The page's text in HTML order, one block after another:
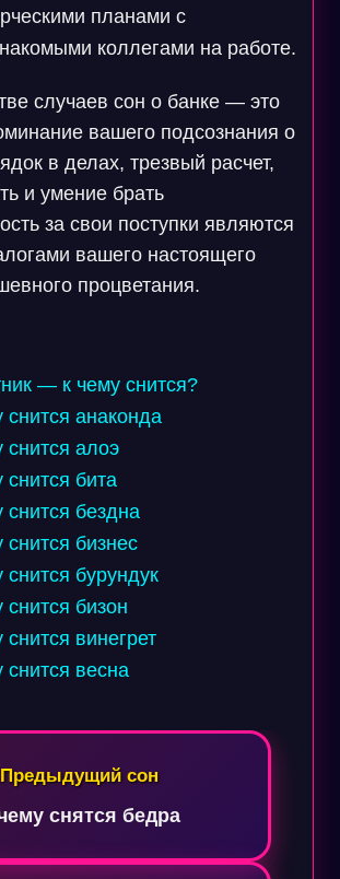
планами с
коллегами на работе.
случаев сон о банке — это
вашего подсознания о
в делах, трезвый расчет,
и умение брать
за свои поступки являются
вашего настоящего
процветания.
— к чему снится?
снится анаконда
снится алоэ
снится бита
снится бездна
снится бизнес
снится бурундук
снится бизон
снится винегрет
снится весна
Предыдущий сон
снятся бедра